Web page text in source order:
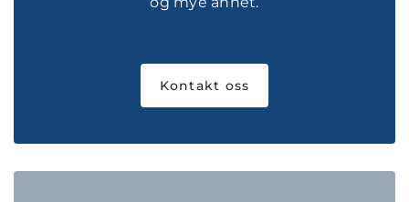
Kontakt oss